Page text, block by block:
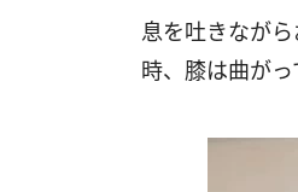
息を吐きなが
時、膝は曲がっ